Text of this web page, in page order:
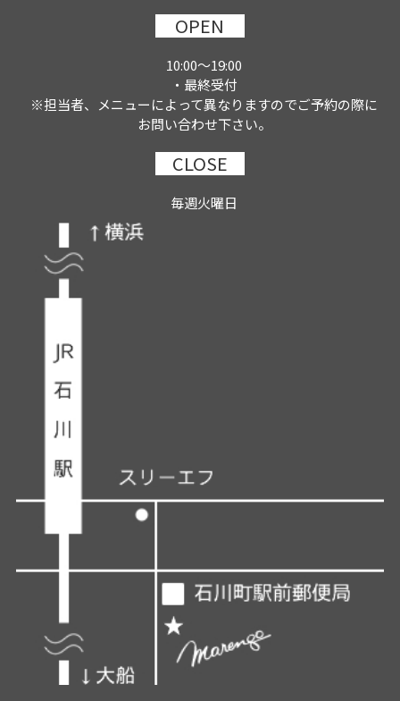
OPEN
10:00～19:00
・最終受付
※担当者、メニューによって異なりますのでご予約の際に
お問い合わせ下さい。
CLOSE
毎週火曜日